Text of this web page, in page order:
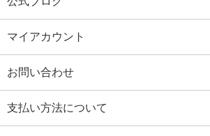
マイアカウント
お問い合わせ
支払い方法について